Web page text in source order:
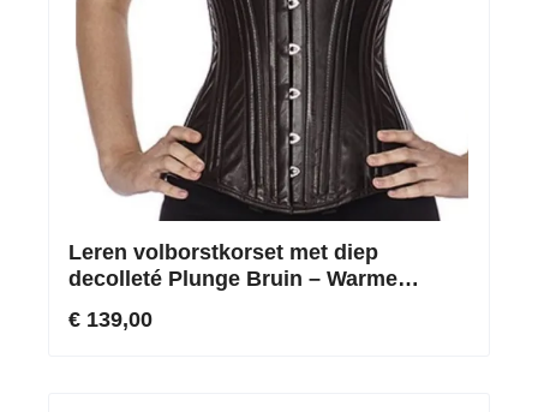
Leren volborstkorset met diep
decolleté Plunge Bruin – Warme
€ 139,00